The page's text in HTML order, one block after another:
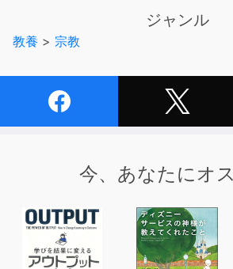
身近なようで、でも詳しく知らない仏
史がこれ1冊で分かる、日本仏教の入
葬式や法事を行うことになった際、
また、クリスマスやお年玉など、様々
「うちは仏教だから」という言葉を耳
仏教の中のどの宗派がどんな習慣を持
ジャンル
教養 > 宗教
今、あなたにオ